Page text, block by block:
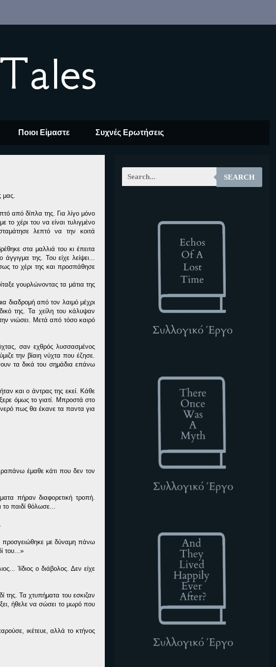
Ποιοι Είμαστε Συχνές Ερωτήσεις
μας.
από δίπλα της. Για λίγο μόνο
το χέρι του να είναι τυλιγμένο
λεπτό να την κοιτά
στα μαλλιά του κι έπειτα
της. Του είχε λείψει...
το χέρι της και προσπάθησε
γουρλώνοντας τα μάτια της
διαδρομή από τον λαιμό μέχρι
της. Τα χείλη του κάλυψαν
νιώσει. Μετά από τόσο καιρό
σαν εχθρός λυσσασμένος
την βίαιη νύχτα που έζησε.
τα δικά του σημάδια επάνω
και ο άντρας της εκεί. Κάθε
όμως το γιατί. Μπροστά στο
πως θα έκανε τα παντα για
έμαθε κάτι που δεν τον
πήραν διαφορετική τροπή.
το παιδί θόλωσε...
προσγειώθηκε με δύναμη πάνω
του...»
Ίίδιος ο διάβολος. Δεν είχε
της. Τα χτυπήματα του εσκιζαν
ήθελε να σώσει το μωρό που
ικέτευε, αλλά το κτήνος
SEARCH